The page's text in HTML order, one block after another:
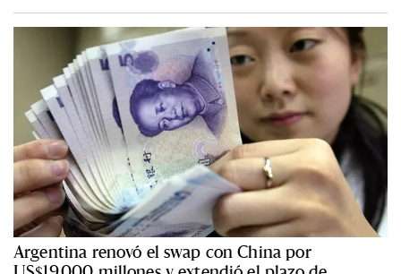
Argentina renovó el swap con China por